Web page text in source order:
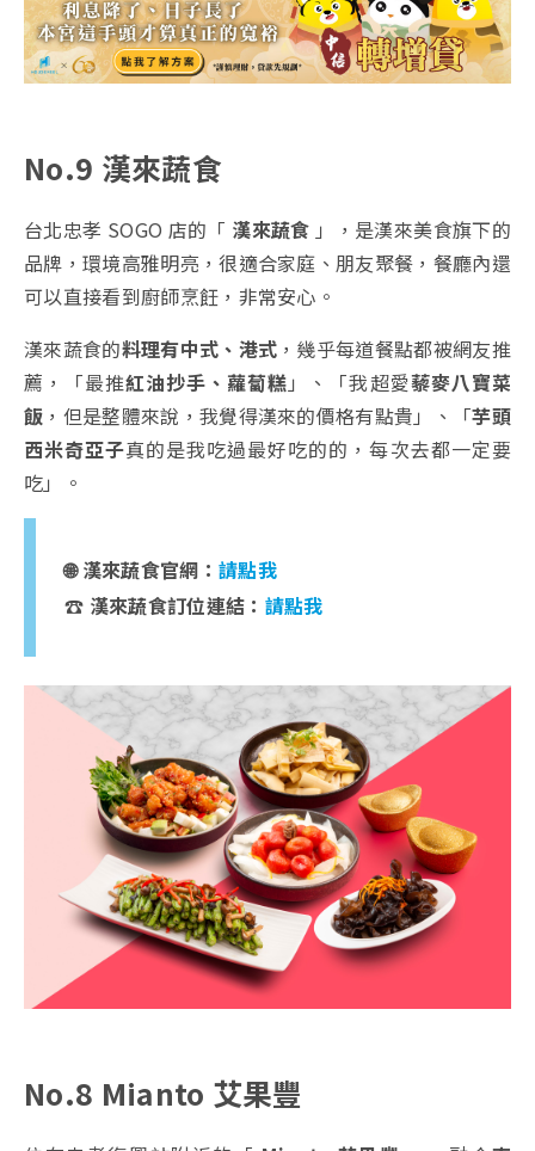
No.9 漢來蔬食
台北忠孝 SOGO 店的「 漢來蔬食 」，是漢來美食旗下的
品牌，環境高雅明亮，很適合家庭、朋友聚餐，餐廳內還
可以直接看到廚師烹飪，非常安心。
漢來蔬食的料理有中式、港式 ，幾乎每道餐點都被網友推
薦，「最推紅油抄手、蘿蔔糕 」、「我超愛藜麥八寶菜
飯 ，但是整體來說，我覺得漢來的價格有點貴」、「芋頭
西米奇亞子真的是我吃過最好吃的的，每次去都一定要
吃」。
🌐 漢來蔬食官網： 請點我
☎️ 漢來蔬食訂位連結： 請點我
No.8 Mianto 艾果豐